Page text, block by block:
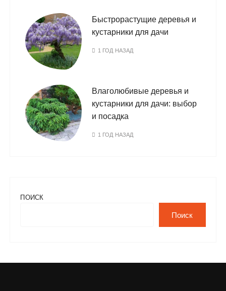
Быстрорастущие деревья и
кустарники для дачи
1 ГОД НАЗАД
Влаголюбивые деревья и
кустарники для дачи: выбор
и посадка
1 ГОД НАЗАД
ПОИСК
Поиск